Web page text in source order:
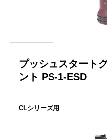
プッシュスタート
ント PS-1-ESD
CLシリーズ用